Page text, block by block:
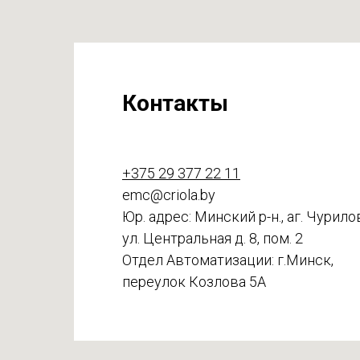
Контакты
+375 29 377 22 11
emc@criola.by
Юр. адрес: Минский р-н., аг.
ул. Центральная д. 8, пом. 2
Отдел Автоматизации: г.Минск,
переулок Козлова 5А